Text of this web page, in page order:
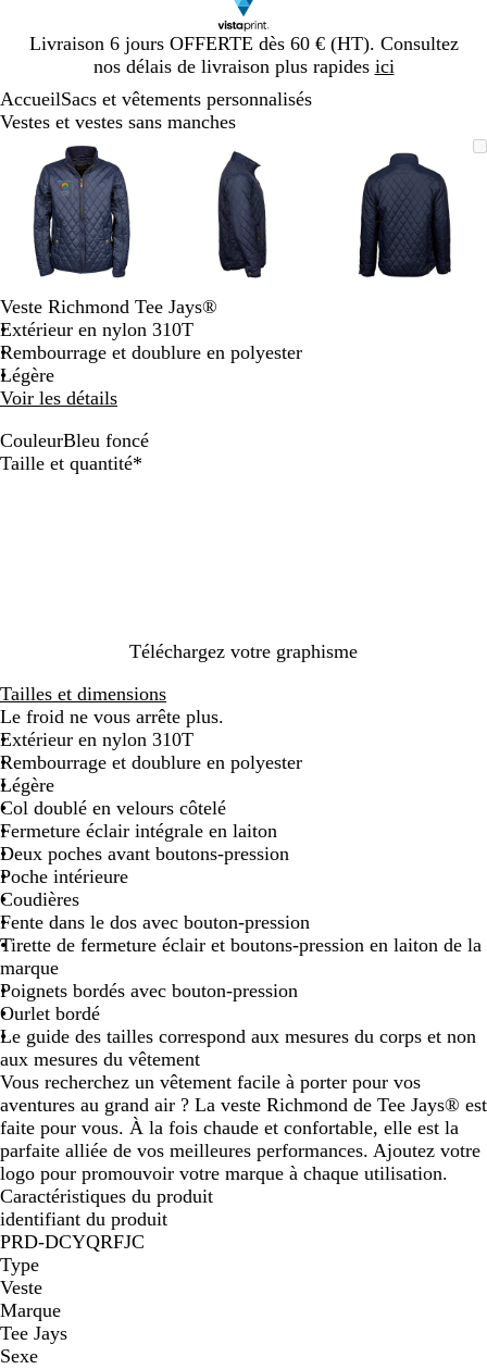
Livraison 6 jours OFFERTE dès 60 € (HT). Consultez
nos délais de livraison plus rapides ici
Diapositive
1
AccueilSacs et vêtements personnalisés
Vestes et vestes sans manches
Image
zoomable
Zoom
au
minimum
Cliquez
pour
développer
Utilisez
les
touches
plus
et
moins
pour
zoomer
et
les
fléchées
faire
défiler
zoomable
au
minimum
pour
développer
les
touches
plus
et
moins
pour
les
zoomable
au
minimum
pour
les
touches
plus
et
moins
pour
Diapositive
Veste Richmond Tee Jays®
Extérieur en nylon 310T
Rembourrage et doublure en polyester
Légère
Voir les détails
CouleurBleu foncé
B
Taille et quantité*
Téléchargez votre graphisme
Tailles et dimensions
Le froid ne vous arrête plus.
Extérieur en nylon 310T
Rembourrage et doublure en polyester
Légère
Col doublé en velours côtelé
Fermeture éclair intégrale en laiton
Deux poches avant boutons-pression
Poche intérieure
Coudières
Fente dans le dos avec bouton-pression
Tirette de fermeture éclair et boutons-pression en laiton de la
marque
Poignets bordés avec bouton-pression
Ourlet bordé
Le guide des tailles correspond aux mesures du corps et non
aux mesures du vêtement
Vous recherchez un vêtement facile à porter pour vos
aventures au grand air ? La veste Richmond de Tee Jays® est
faite pour vous. À la fois chaude et confortable, elle est la
parfaite alliée de vos meilleures performances. Ajoutez votre
logo pour promouvoir votre marque à chaque utilisation.
Caractéristiques du produit
identifiant du produit
PRD-DCYQRFJC
Type
Veste
Marque
Tee Jays
Sexe